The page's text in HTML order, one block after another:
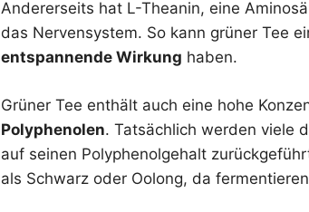
Andererseits hat L-Theanin, eine
das Nervensystem. So kann grüner Tee
entspannende Wirkung haben.
Grüner Tee enthält auch eine hohe
Polyphenolen. Tatsächlich werden viele
auf seinen Polyphenolgehalt
als Schwarz oder Oolong, da